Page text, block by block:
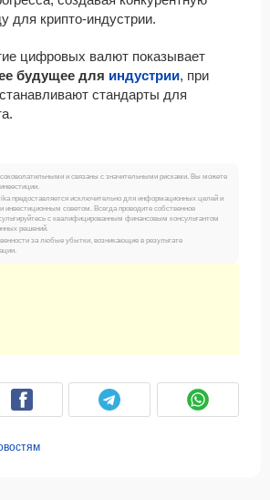
для крипто-индустрии.
цифровых валют показывает
будущее для индустрии, при
стандарты для
и связаны с значительными рисками. Вы можете
предоставляется исключительно для информационных целей и
советом. Всегда проводите собственное
с квалифицированным финансовым консультантом
решений.
за любые убытки, возникающие в результате